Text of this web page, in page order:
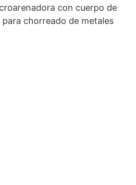
con cuerpo de
chorreado de metales